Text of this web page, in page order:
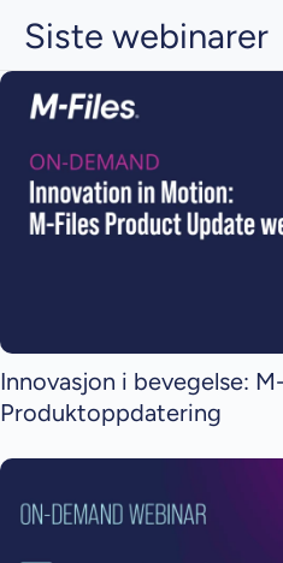
Siste webinarer
Innovasjon i bevegelse:
Produktoppdatering